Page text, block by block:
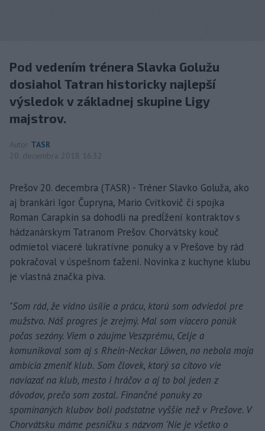
Pod vedením trénera Slavka Golužu
dosiahol Tatran historicky najlepší
výsledok v základnej skupine Ligy
majstrov.
Autor TASR
20. decembra 2018 16:32
Prešov 20. decembra (TASR) - Tréner Slavko Goluža, ako
aj brankári Igor Čupryna, Mario Cvitkovič či spojka
Roman Carapkin sa dohodli na predĺžení kontraktov s
hádzanárskym Tatranom Prešov. Chorvátsky kouč
odmietol viaceré lukratívne ponuky a v Prešove by rád
pokračoval v úspešnom ťažení. Novinka z kuchyne klubu
je vlastná značka piva.
"Som rád, že vidno úsilie a prácu, ktorú som odviedol pre
mužstvo. Náš progres je zrejmý. Mal som viacero ponúk
počas sezóny. Viem o záujme Veszprému, Celje a
komunikoval som aj s Rhein-Neckar Löwen, no nebola moja
ambícia zmeniť klub. Som človek, ktorý sa citovo vie
naviazať na klub, mesto i hráčov a aj to bol jeden z
dôvodov, prečo som zostal. Finančné ponuky zo
spomínaných klubov boli podstatne vyššie než v Prešove. V
Chorvátsku máme pesničku s názvom 'Nie je všetko o